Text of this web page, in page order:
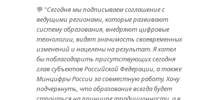
💬 "Сегодня мы подписываем соглашение с
ведущими регионами, которые развивают
систему образования, внедряют цифровые
технологии, видят значимость своевременных
изменений и нацелены на результат. Я хотел
бы поблагодарить присутствующих сегодня
глав субъектов Российской Федерации, а также
Минцифры России за совместную работу. Хочу
подчеркнуть, что образование всегда будет